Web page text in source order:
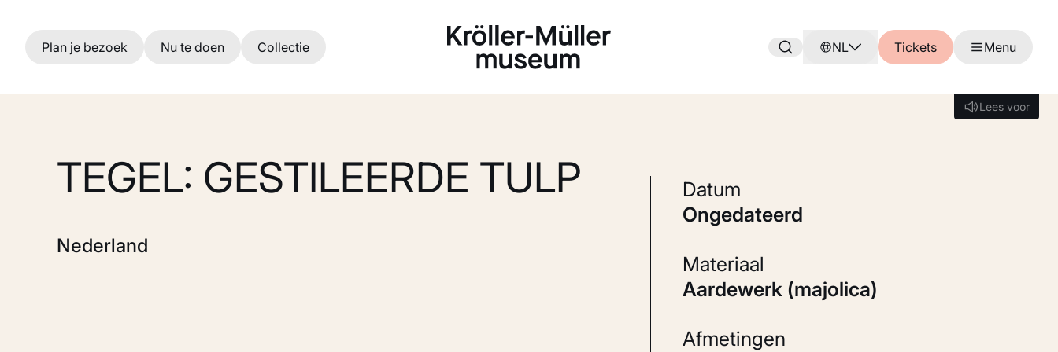
Ga naar hoofdinhoud
Plan je bezoek Nu te doen Collectie NL Tickets Menu
Lees voor
Lees voor
TEGEL: GESTILEERDE TULP
Nederland
Datum
ongedateerd
Materiaal
Aardewerk (majolica)
Afmetingen